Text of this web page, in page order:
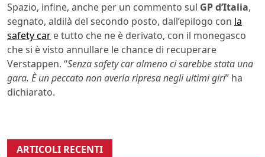
Spazio, infine, anche per un commento sul GP d’Italia,
segnato, aldilà del secondo posto, dall’epilogo con la
safety car e tutto che ne è derivato, con il monegasco
che si è visto annullare le chance di recuperare
Verstappen. “Senza safety car almeno ci sarebbe stata una
gara. È un peccato non averla ripresa negli ultimi giri” ha
dichiarato.
ARTICOLI RECENTI